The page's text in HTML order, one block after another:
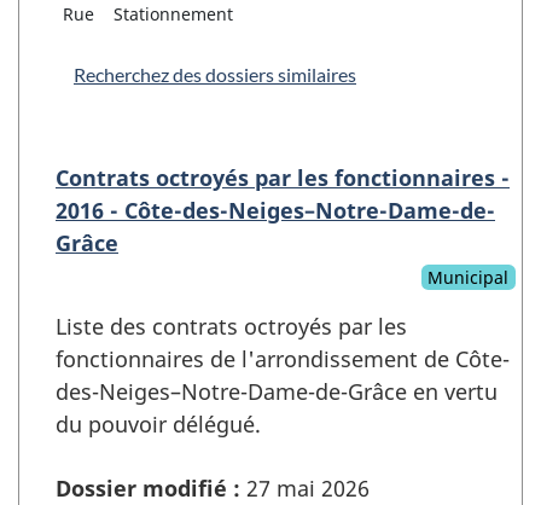
Rue
Stationnement
Recherchez des dossiers similaires
Contrats octroyés par les fonctionnaires -
2016 - Côte-des-Neiges–Notre-Dame-de-
Grâce
Municipal
Liste des contrats octroyés par les
fonctionnaires de l'arrondissement de Côte-
des-Neiges–Notre-Dame-de-Grâce en vertu
du pouvoir délégué.
Dossier modifié : 27 mai 2026